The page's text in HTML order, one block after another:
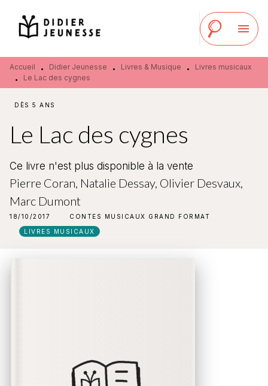
MENU RECHERCHE
PIED DE PAGE
menu
Accueil • Didier Jeunesse • Livres & Musique •
Livres musicaux
•
Le Lac des cygnes
DÈS 5 ANS
Le Lac des cygnes
Ce livre n'est plus disponible à la vente
Pierre Coran Natalie Dessay, Olivier Desvaux
Marc Dumont
18/10/2017 CONTES MUSICAUX GRAND FORMAT
LIVRES MUSICAUX